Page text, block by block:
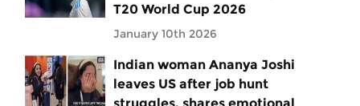
T20 World Cup 2026
January 10th 2026
Indian woman Ananya Joshi
leaves US after job hunt
struggles, shares emotional